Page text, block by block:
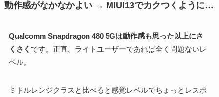
動作感がなかなかよい → MIUI13でカクつくように…
Qualcomm Snapdragon 480 5Gは動作感も思った以上にさ
くさく です。正直、ライトユーザーであれば全く問題ないレ
ベル。
ミドルレンジクラスと比べると感覚レベルでちょっとレスポ